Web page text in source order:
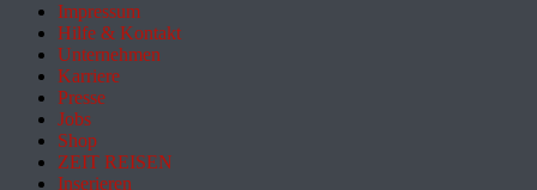
Impressum
Hilfe & Kontakt
Unternehmen
Karriere
Presse
Jobs
Shop
ZEIT REISEN
Inserieren